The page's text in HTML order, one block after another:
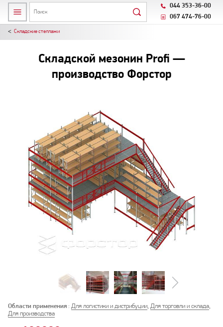
044 353-36-00
067 474-76-00
Складские стеллажи
Складской мезонин Profi —
производство Форстор
Области применения : Для логистики и дистрибуции, Для торговли и склада,
Для производства